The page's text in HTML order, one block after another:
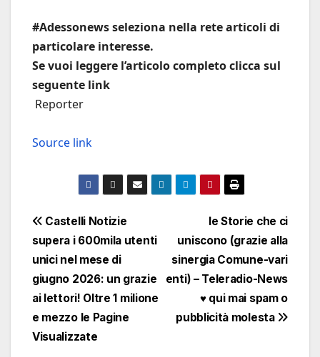
#Adessonews seleziona nella rete articoli di
particolare interesse.
Se vuoi leggere l’articolo completo clicca sul
seguente link
Reporter
Source link
Navigazione
articoli
le Storie che ci
uniscono (grazie alla
sinergia Comune-vari
enti) – Teleradio-News
♥ qui mai spam o
pubblicità molesta
Castelli Notizie
supera i 600mila utenti
unici nel mese di
giugno 2026: un grazie
ai lettori! Oltre 1 milione
e mezzo le Pagine
Visualizzate